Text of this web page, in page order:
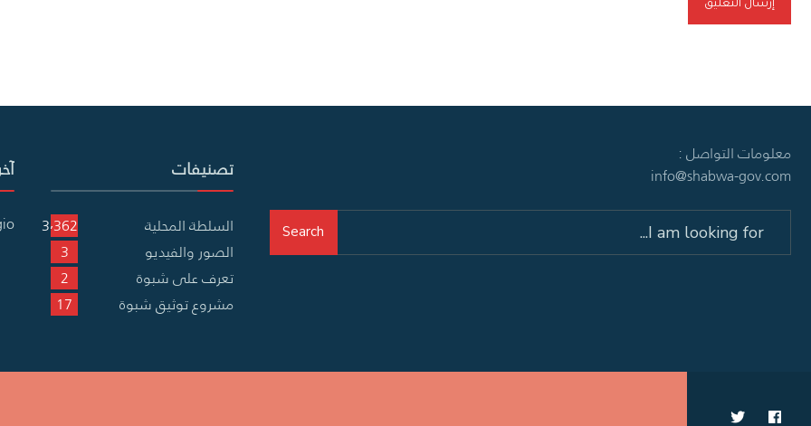
معلومات التواصل :
info@shabwa-gov.com
Search
تصنيفات
السلطة المحلية
3٬362
الصور والفيديو
3
تعرف على شبوة
2
مشروع توثيق شبوة
17